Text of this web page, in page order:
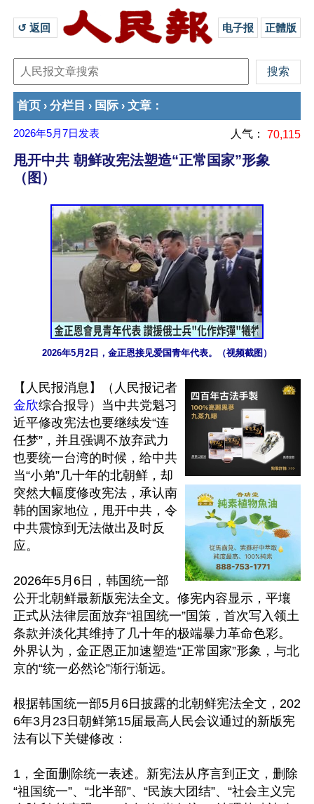
↺ 返回 电子报 正體版
首页 › 分栏目 › 国际 › 文章 ：
2026年5月7日 发表 人气： 70,115
甩开中共 朝鲜改宪法塑造“正常国家”形象
（图）
2026年5月2日，金正恩接见爱国青年代表。（视频截图）
【人民报消息】（人民报记者
金欣综合报导）当中共党魁习
近平修改宪法也要继续发“连
任梦”，并且强调不放弃武力
也要统一台湾的时候，给中共
当“小弟”几十年的北朝鲜，却
突然大幅度修改宪法，承认南
韩的国家地位，甩开中共，令
中共震惊到无法做出及时反
应。
2026年5月6日，韩国统一部
公开北朝鲜最新版宪法全文。修宪内容显示，平壤
正式从法律层面放弃“祖国统一”国策，首次写入领土
条款并淡化其维持了几十年的极端暴力革命色彩。
外界认为，金正恩正加速塑造“正常国家”形象，与北
京的“统一必然论”渐行渐远。
根据韩国统一部5月6日披露的北朝鲜宪法全文，202
6年3月23日朝鲜第15届最高人民会议通过的新版宪
法有以下关键修改：
1，全面删除统一表述。新宪法从序言到正文，删除
“祖国统一”、“北半部”、“民族大团结”、“社会主义完